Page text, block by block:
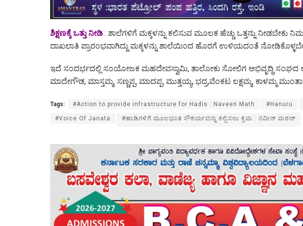
ಶಿಕ್ಷಣಕ್ಕೆ ಒತ್ತು ನೀಡಿ : ಶಾಲೆಗಳಿಗೆ ಮಕ್ಕಳನ್ನು ಕಲಿಸುವ ಮೂಲಕ ಹೆಚ್ಚು ಒತ್ತನ್ನು ನೀಡಬೇಕು
ದಾಖಲಾತಿ ಪ್ರಾರಂಭವಾಗಿದ್ದು ಮಕ್ಕಳನ್ನು ಶಾಲೆಯಿಂದ ಹೊರಗೆ ಉಳಿಯದಂತೆ
ಇದೆ ಸಂದರ್ಭದಲ್ಲಿ ಸಂಯೋಜಕ ಮಹದೇವಸ್ವಾಮಿ, ತಾಲೋಕು ಸೋಲಿಗ ಅಭಿವೃದ್ಧಿ ಸಂಘದ
ಮಾದೇಗೌಡ, ಮಾಸ್ತಮ್ಮ, ಸಣ್ಣಪ್ಪ, ಮಾದಪ್ಪ, ಮುತ್ತಯ್ಯ, ಭದ್ರ,ವೆಂಕಟ ಲಕ್ಷಮ್ಮ, ಕಾಳಮ್ಮ
Tags: #Action to provide infrastructure for Hadis : Naveen Math #Hanuru
#Voice Of Janata #ಹಾಡಿಗಳಿಗೆ ಮೂಲಭೂತ ಸೌಕರ್ಯವನ್ನು ಕಲ್ಪಿಸಲು ಕ್ರಮ : ನವೀನ್ ಮಠದ್